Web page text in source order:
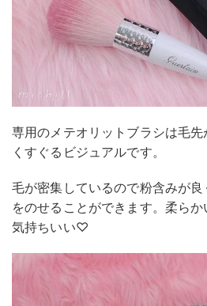
専用のメテオリットブラシは毛
くすぐるビジュアルです。
毛が密集しているので粉含みが
をのせることができます。柔ら
気持ちいい♡